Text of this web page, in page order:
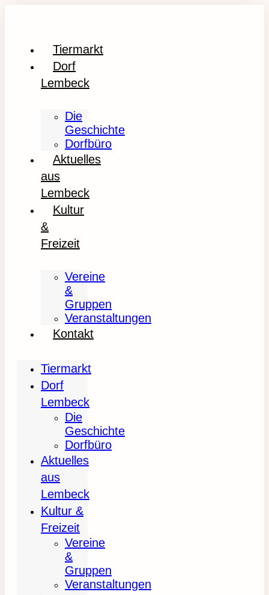
Tiermarkt
Dorf
Lembeck
Die
Geschichte
Dorfbüro
Aktuelles
aus
Lembeck
Kultur
&
Freizeit
Vereine
&
Gruppen
Veranstaltungen
Kontakt
Tiermarkt
Dorf
Lembeck
Die
Geschichte
Dorfbüro
Aktuelles
aus
Lembeck
Kultur &
Freizeit
Vereine
&
Gruppen
Veranstaltungen